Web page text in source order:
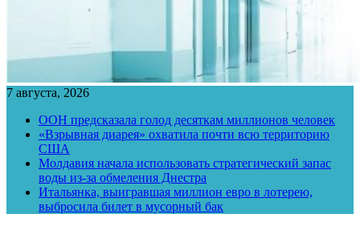
7 августа, 2026
ООН предсказала голод десяткам миллионов человек
«Взрывная диарея» охватила почти всю территорию
США
Молдавия начала использовать стратегический запас
воды из-за обмеления Днестра
Итальянка, выигравшая миллион евро в лотерею,
выбросила билет в мусорный бак